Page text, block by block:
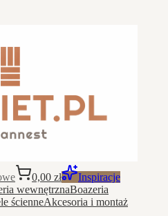
0,00 zł
Inspiracje
wewnętrznaBoazeria
ścienneAkcesoria i montaż